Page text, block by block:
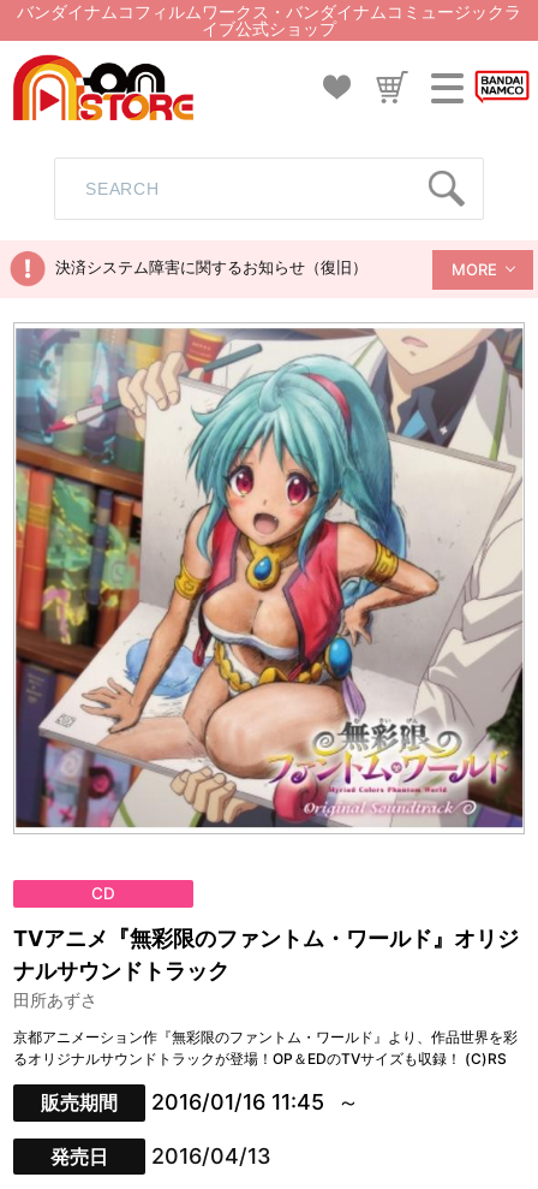
バンダイナムコフィルムワークス・バンダイナムコミュージックラ
イブ公式ショップ
決済システム障害に関するお知らせ（復旧） MORE
CD
TVアニメ『無彩限のファントム・ワールド』オリジ
ナルサウンドトラック
田所あずさ
京都アニメーション作『無彩限のファントム・ワールド』より、作品世界を彩
るオリジナルサウンドトラックが登場！OP＆EDのTVサイズも収録！ (C)RS
販売期間 2016/01/16 11:45
発売日 2016/04/13